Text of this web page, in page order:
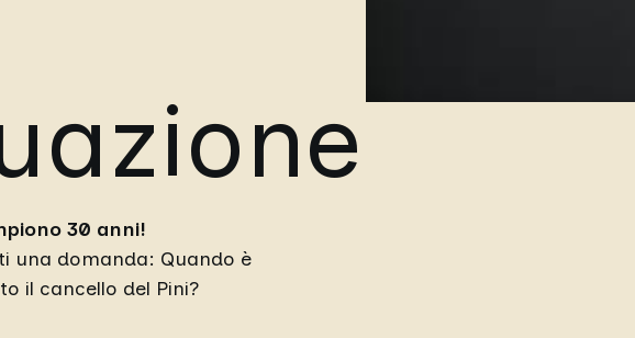
30 anni!
una domanda: Quando è
il cancello del Pini?